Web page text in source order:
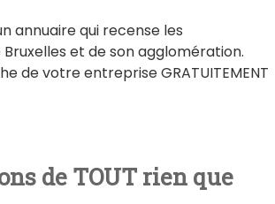
annuaire qui recense les
et de son agglomération.
de votre entreprise GRATUITEMENT
de TOUT rien que